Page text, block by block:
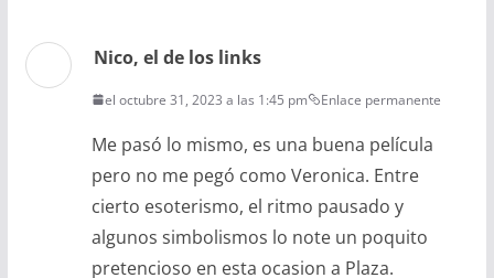
Nico, el de los links
el octubre 31, 2023 a las 1:45 pm Enlace permanente
Me pasó lo mismo, es una buena película
pero no me pegó como Veronica. Entre
cierto esoterismo, el ritmo pausado y
algunos simbolismos lo note un poquito
pretencioso en esta ocasion a Plaza.